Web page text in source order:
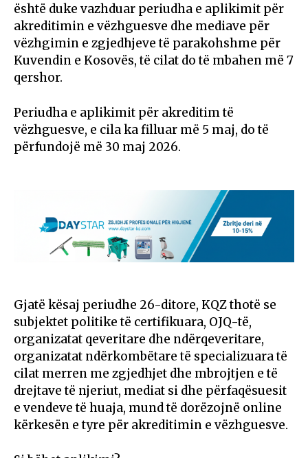
është duke vazhduar periudha e aplikimit për
akreditimin e vëzhguesve dhe mediave për
vëzhgimin e zgjedhjeve të parakohshme për
Kuvendin e Kosovës, të cilat do të mbahen më 7
qershor.
Periudha e aplikimit për akreditim të
vëzhguesve, e cila ka filluar më 5 maj, do të
përfundojë më 30 maj 2026.
Gjatë kësaj periudhe 26-ditore, KQZ thotë se
subjektet politike të certifikuara, OJQ-të,
organizatat qeveritare dhe ndërqeveritare,
organizatat ndërkombëtare të specializuara të
cilat merren me zgjedhjet dhe mbrojtjen e të
drejtave të njeriut, mediat si dhe përfaqësuesit
e vendeve të huaja, mund të dorëzojnë online
kërkesën e tyre për akreditimin e vëzhguesve.